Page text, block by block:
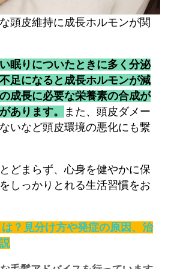
頭皮維持に成長ホルモンが関
眠りについたときに多く分泌
足になると成長ホルモンが減
成長に必要な栄養素の合成が
あります。
また、頭皮ダメー
いなど頭皮環境の悪化にも繋
どまらず、心身を健やかに保
しっかりとれる生活習慣をお
？見分け方や発症の原因、治